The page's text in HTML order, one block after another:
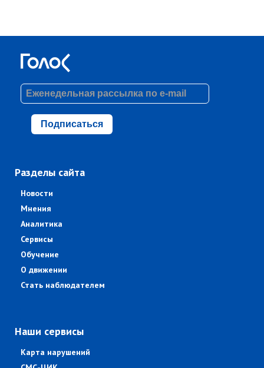
Подписаться
Разделы сайта
Новости
Мнения
Аналитика
Сервисы
Обучение
О движении
Стать наблюдателем
Наши сервисы
Карта нарушений